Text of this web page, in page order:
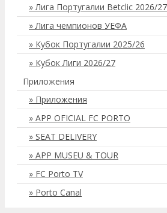
Лига Португалии Betclic 2026/27
Лига чемпионов УЕФА
Кубок Португалии 2025/26
Кубок Лиги 2026/27
Приложения
Приложения
APP OFICIAL FC PORTO
SEAT DELIVERY
APP MUSEU & TOUR
FC Porto TV
Porto Canal